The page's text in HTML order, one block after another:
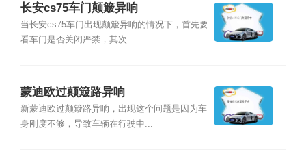
长安cs75车门颠簸异响
当长安cs75车门出现颠簸异响的情况下，首先要
看车门是否关闭严禁，其次...
蒙迪欧过颠簸路异响
新蒙迪欧过颠簸路异响，出现这个问题是因为车
身刚度不够，导致车辆在行驶中...